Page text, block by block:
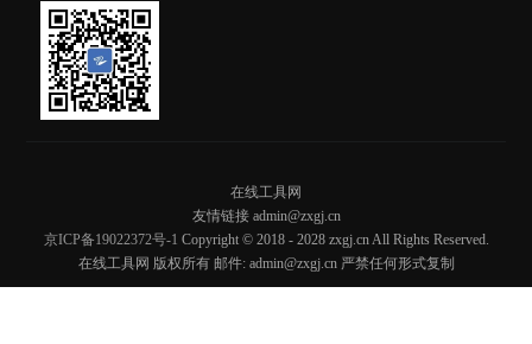
在线工具网
友情链接 admin@zxgj.cn
京ICP备19022372号-1 Copyright © 2018 - 2028 zxgj.cn All Rights Reserved.
在线工具网 版权所有 邮件: admin@zxgj.cn 严禁任何形式复制